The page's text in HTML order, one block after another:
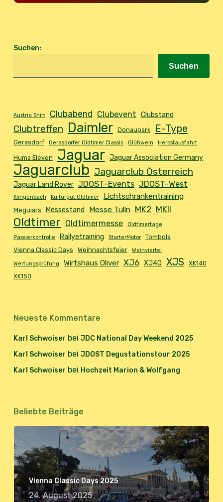
Suchen:
Suchen
Austria Shirt Clubabend Clubevent Clubstand
Clubtreffen Daimler Donaupark E-Type
Gerasdorf Gerasdorfer Oldtimer Classic Glühwein Herbstausfahrt
Huma Eleven Jaguar Jaguar Association Germany
Jaguarclub Jaguarclub Österreich
Jaguar Land Rover JDOST-Events JDOST-West
Klingenbach Kulturgut Oldtimer Lichtschrankentraining
Meguiars Messestand Messe Tulln MK2 MKII
Oldtimer Oldtimermesse
Oldtimertage
Passierkontrolle
Rallyetraining StarterMotor
Tombola
Vienna Classic Days
Weihnachtsfeier Weinviertel
Wertungsprüfung Wirtshaus Oliver XJ6 XJ40 XJS
XK140
XK150
Neueste Kommentare
Karl Schwoiser bei JDC National Day Weekend 2025
Karl Schwoiser bei JDOST Degustationstour 2025
Karl Schwoiser bei Hochzeit Marion & Wolfgang
Beliebte Beiträge
Vienna Classic Days 2025
24. August 2025